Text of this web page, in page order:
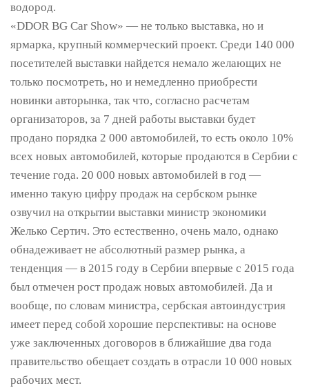
водород.
«DDOR BG Car Show» — не только выставка, но и
ярмарка, крупный коммерческий проект. Среди 140 000
посетителей выставки найдется немало желающих не
только посмотреть, но и немедленно приобрести
новинки авторынка, так что, согласно расчетам
организаторов, за 7 дней работы выставки будет
продано порядка 2 000 автомобилей, то есть около 10%
всех новых автомобилей, которые продаются в Сербии с
течение года. 20 000 новых автомобилей в год —
именно такую цифру продаж на сербском рынке
озвучил на открытии выставки министр экономики
Желько Сертич. Это естественно, очень мало, однако
обнадеживает не абсолютный размер рынка, а
тенденция — в 2015 году в Сербии впервые с 2015 года
был отмечен рост продаж новых автомобилей. Да и
вообще, по словам министра, сербская автоиндустрия
имеет перед собой хорошие перспективы: на основе
уже заключенных договоров в ближайшие два года
правительство обещает создать в отрасли 10 000 новых
рабочих мест.